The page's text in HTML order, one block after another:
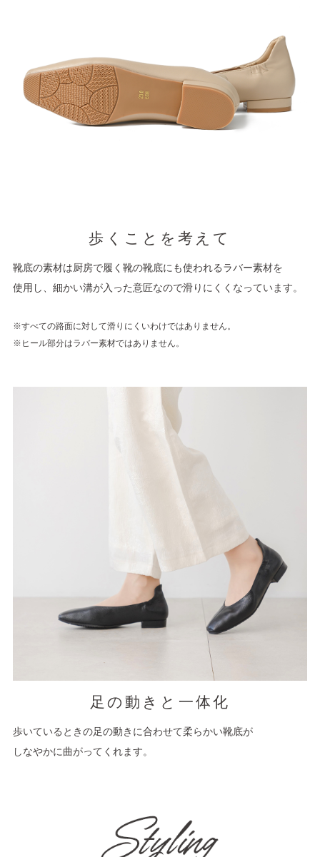
歩くことを考えて
靴底の素材は厨房で履く靴の靴底にも使われるラバー素材を
使用し、細かい溝が入った意匠なので滑りにくくなっています。
※すべての路面に対して滑りにくいわけではありません。
※ヒール部分はラバー素材ではありません。
足の動きと一体化
歩いているときの足の動きに合わせて柔らかい靴底が
しなやかに曲がってくれます。